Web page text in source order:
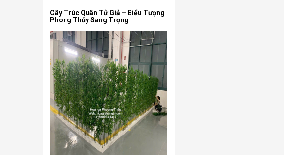
Cây Trúc Quân Tử Giả – Biểu Tượng
Phong Thủy Sang Trọng